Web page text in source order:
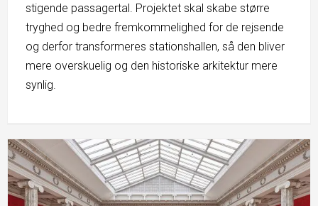
stigende passagertal. Projektet skal skabe større
tryghed og bedre fremkommelighed for de rejsende
og derfor transformeres stationshallen, så den bliver
mere overskuelig og den historiske arkitektur mere
synlig.